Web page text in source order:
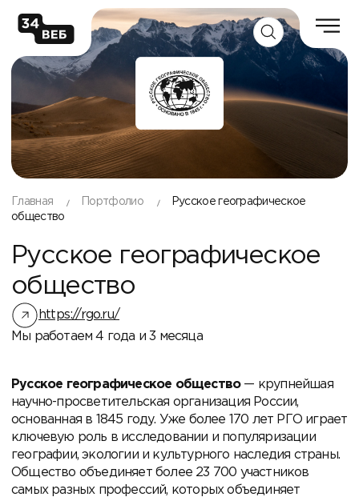
Главная Портфолио
Русское географическое
общество
Русское географическое
общество
https://rgo.ru/
Мы работаем 4 года и 3 месяца
Русское географическое общество— крупнейшая
научно-просветительская организация России,
основанная в 1845 году. Уже более 170 лет РГО играет
ключевую роль в исследовании и популяризации
географии, экологии и культурного наследия страны.
Общество объединяет более 23 700 участников
самых разных профессий, которых объединяет